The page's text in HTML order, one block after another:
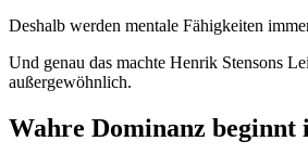
Deshalb werden mentale Fähigkeiten
Und genau das machte Henrik Stensons
außergewöhnlich.
Wahre Dominanz beginnt